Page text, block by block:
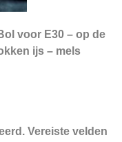
voor E30 – op de
ijs – mels
Vereiste velden